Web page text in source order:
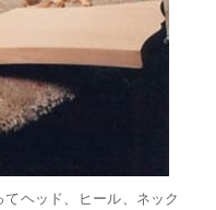
ヘッド、ヒール、ネック